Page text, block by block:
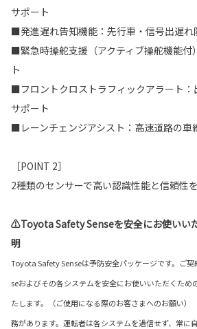
サポート
■発進遅れ告知機能：先行車・信号出遅れ
■緊急時操舵支援（アクティブ操舵機能付
ト
■フロントクロストラフィックアラート：
サポート
■レーンチェンジアシスト：高速道路の車
［POINT 2］
2種類のセンサーで高い認識性能と信頼性を
⚠Toyota Safety Senseを安全にお使いい
明
Toyota Safety Senseは予防安全パッケージです。ご
seおよびその各システムを安全にお使いいただくため
たします。（ご使用になる際のお客さまへのお願い
務があります。運転者は各システムを過信せず、常に